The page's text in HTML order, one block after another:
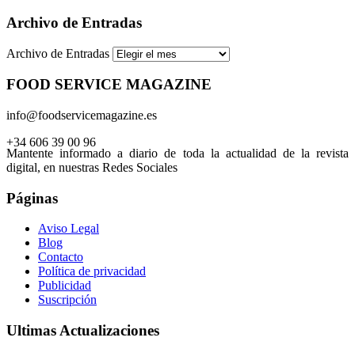
Archivo de Entradas
Archivo de Entradas
FOOD SERVICE MAGAZINE
info@foodservicemagazine.es
+34 606 39 00 96
Mantente informado a diario de toda la actualidad de la revista
digital, en nuestras Redes Sociales
Páginas
Aviso Legal
Blog
Contacto
Política de privacidad
Publicidad
Suscripción
Ultimas Actualizaciones